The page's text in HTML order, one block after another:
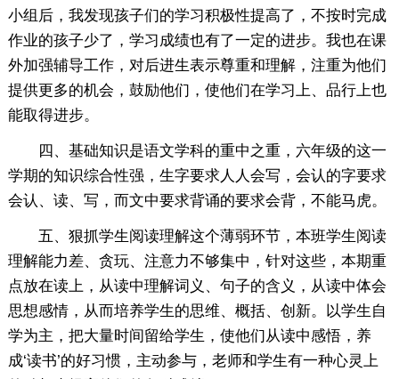
小组后，我发现孩子们的学习积极性提高了，不按时完成
作业的孩子少了，学习成绩也有了一定的进步。我也在课
外加强辅导工作，对后进生表示尊重和理解，注重为他们
提供更多的机会，鼓励他们，使他们在学习上、品行上也
能取得进步。
四、基础知识是语文学科的重中之重，六年级的这一
学期的知识综合性强，生字要求人人会写，会认的字要求
会认、读、写，而文中要求背诵的要求会背，不能马虎。
五、狠抓学生阅读理解这个薄弱环节，本班学生阅读
理解能力差、贪玩、注意力不够集中，针对这些，本期重
点放在读上，从读中理解词义、句子的含义，从读中体会
思想感情，从而培养学生的思维、概括、创新。以学生自
学为主，把大量时间留给学生，使他们从读中感悟，养
成‘读书’的好习惯，主动参与，老师和学生有一种心灵上